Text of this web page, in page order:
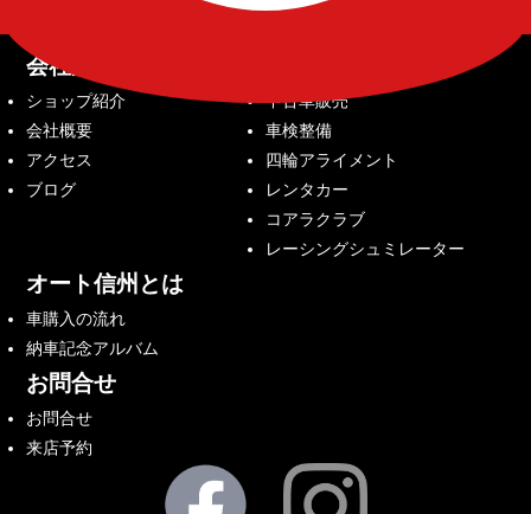
会社案内
ショップ紹介
会社概要
アクセス
ブログ
中古車販売
車検整備
四輪アライメント
レンタカー
コアラクラブ
レーシングシュミレーター
オート信州とは
車購入の流れ
納車記念アルバム
お問合せ
お問合せ
来店予約